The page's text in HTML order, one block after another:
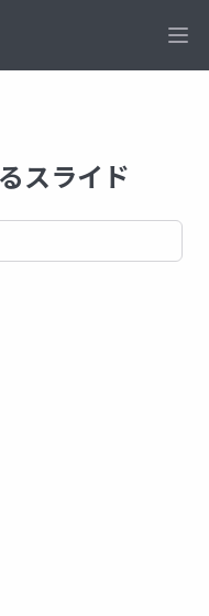
スライド